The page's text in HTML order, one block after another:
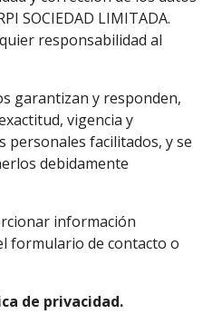
SOCIEDAD LIMITADA.
responsabilidad al
garantizan y responden,
vigencia y
personales facilitados, y se
debidamente
información
formulario de contacto o
de privacidad.